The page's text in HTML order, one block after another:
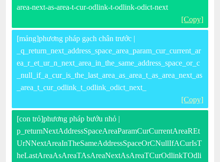
area-next-as-area-t-cur-odlink-t-odlink-odict-next
[Copy]
[mảng]phương pháp gạch chân trước |
_q_return_next_address_space_area_param_cur_current_ar
ea_r_et_ur_n_next_area_in_the_same_address_space_or_c
_null_if_a_cur_is_the_last_area_as_area_t_as_area_next_as
_area_t_cur_odlink_t_odlink_odict_next_
[Copy]
[con trỏ]phương pháp bướu nhỏ |
p_returnNextAddressSpaceAreaParamCurCurrentAreaREt
UrNNextAreaInTheSameAddressSpaceOrCNullIfACurIsT
heLastAreaAsAreaTAsAreaNextAsAreaTCurOdlinkTOdli